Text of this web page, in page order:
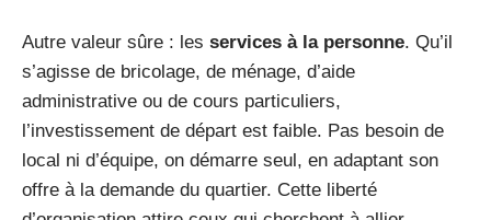
Autre valeur sûre : les services à la personne. Qu’il
s’agisse de bricolage, de ménage, d’aide
administrative ou de cours particuliers,
l’investissement de départ est faible. Pas besoin de
local ni d’équipe, on démarre seul, en adaptant son
offre à la demande du quartier. Cette liberté